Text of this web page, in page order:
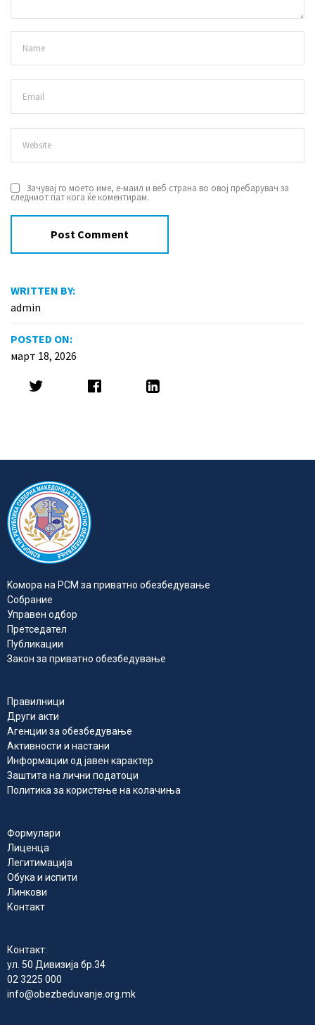
Зачувај го моето име, е-маил и веб страна во овој пребарувач за
следниот пат кога ќе коментирам.
WRITTEN BY:
admin
POSTED ON:
март 18, 2026
Kомора на РСМ за приватно обезбедувањe
Собрание
Управен одбор
Претседател
Публикации
Закон за приватно обезбедување
Правилници
Други акти
Агенции за обезбедување
Активности и настани
Информации од јавен карактер
Заштита на лични податоци
Политика за користење на колачиња
Формулари
Лиценца
Легитимација
Обука и испити
Линкови
Контакт
Контакт:
ул. 50 Дивизија бр.34
02 3225 000
info@obezbeduvanje.org.mk